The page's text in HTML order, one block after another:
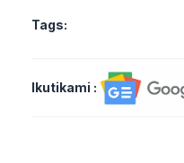
Tags:
Ikutikami :